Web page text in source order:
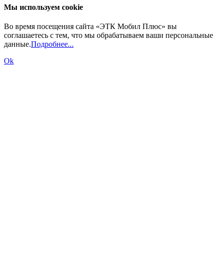
Мы используем cookie
Во время посещения сайта «ЭТК Мобил Плюс» вы
соглашаетесь с тем, что мы обрабатываем ваши персональные
данные.Подробнее...
Ok